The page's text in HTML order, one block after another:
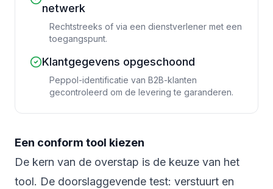
netwerk
Rechtstreeks of via een dienstverlener met een
toegangspunt.
Klantgegevens opgeschoond
Peppol-identificatie van B2B-klanten
gecontroleerd om de levering te garanderen.
Een conform tool kiezen
De kern van de overstap is de keuze van het
tool. De doorslaggevende test: verstuurt en